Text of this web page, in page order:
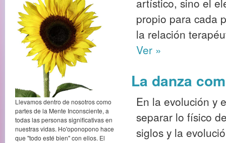
Llevamos dentro de nosotros como
partes de la Mente Inconsciente, a
todas las personas significativas en
nuestras vidas. Ho'oponopono hace
que "todo esté bien" con ellos. El
artístico, sino el
propio para cada
la relación
Ver »
La danza
En la evolución y
separar lo físico
siglos y la